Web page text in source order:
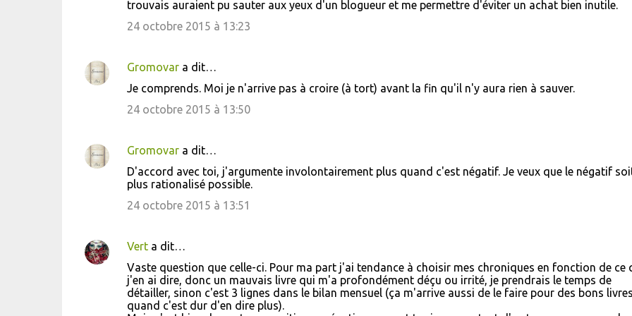
trouvais auraient pu sauter aux yeux d'un blogueur et me permettre d'éviter un achat bien inutile.
24 octobre 2015 à 13:23
Gromovara dit…
Je comprends. Moi je n'arrive pas à croire (à tort) avant la fin qu'il n'y aura rien à sauver.
24 octobre 2015 à 13:50
Gromovara dit…
D'accord avec toi, j'argumente involontairement plus quand c'est négatif. Je veux que le négatif
plus rationalisé possible.
24 octobre 2015 à 13:51
Verta dit…
Vaste question que celle-ci. Pour ma part j'ai tendance à choisir mes chroniques en fonction de ce
j'en ai dire, donc un mauvais livre qui m'a profondément déçu ou irrité, je prendrais le temps de
détailler, sinon c'est 3 lignes dans le bilan mensuel (ça m'arrive aussi de le faire pour des bons livres
quand c'est dur d'en dire plus).